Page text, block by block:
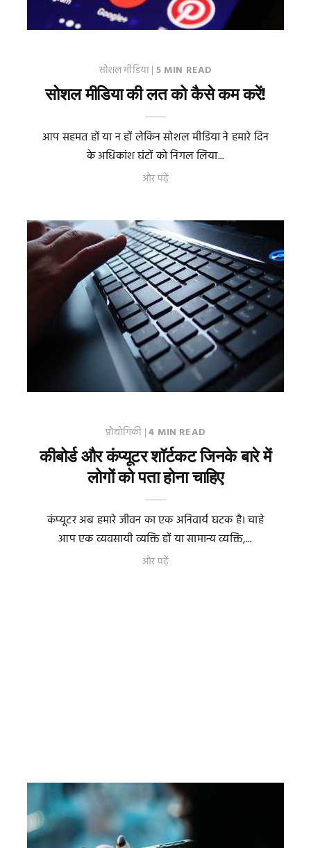
सोशल मीडिया| 5 MIN READ
सोशल मीडिया की लत को कैसे कम करें!
आप सहमत हों या न हों लेकिन सोशल मीडिया ने हमारे दिन
के अधिकांश घंटों को निगल लिया...
और पढ़ें
प्रौद्योगिकी |4 MIN READ
कीबोर्ड और कंप्यूटर शॉर्टकट जिनके बारे में
लोगों को पता होना चाहिए
कंप्यूटर अब हमारे जीवन का एक अनिवार्य घटक है। चाहे
आप एक व्यवसायी व्यक्ति हों या सामान्य व्यक्ति,...
और पढ़ें